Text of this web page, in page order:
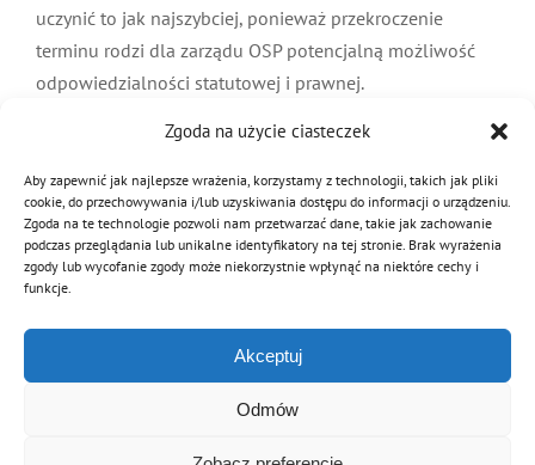
Zgoda na użycie ciasteczek
Aby zapewnić jak najlepsze wrażenia, korzystamy z technologii, takich jak pliki
cookie, do przechowywania i/lub uzyskiwania dostępu do informacji o urządzeniu.
Zgoda na te technologie pozwoli nam przetwarzać dane, takie jak zachowanie
podczas przeglądania lub unikalne identyfikatory na tej stronie. Brak wyrażenia
zgody lub wycofanie zgody może niekorzystnie wpłynąć na niektóre cechy i
funkcje.
Akceptuj
Odmów
uczynić to jak najszybciej, ponieważ przekroczenie
terminu rodzi dla zarządu OSP potencjalną możliwość
odpowiedzialności statutowej i prawnej.
zdalnie, nie powinno nastręczać istotnych problemów
logistycznych.
informację przygotował
adw. Krzysztof M. Miazga
1 X 2020 r.